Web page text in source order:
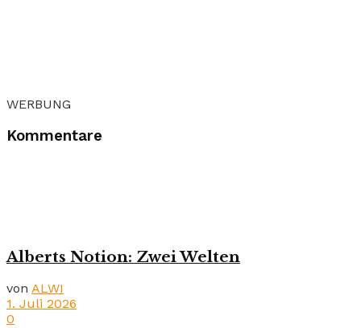
WERBUNG
Kommentare
Alberts Notion: Zwei Welten
von ALWI
1. Juli 2026
0